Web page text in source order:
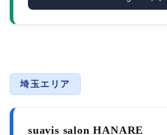
埼玉エリア
suavis salon HANARE